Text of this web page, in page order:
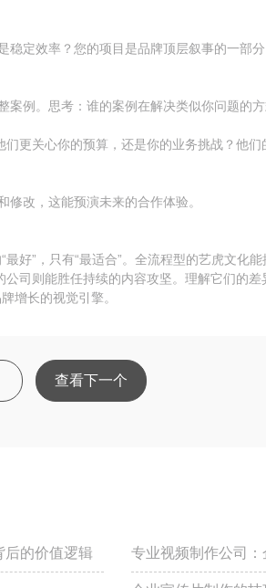
稳定效率？您的项目是品牌顶层叙事的一部
例。思考：谁的案例在解决类似你问题的
更关心你的预算，还是你的业务挑战？他
改，这能预演未来的合作体验。
好”，只有“最适合”。全流程型的艺虎文化
司则能胜任持续的内容攻坚。理解它们的
增长的视觉引擎。
查看下一个
后的价值逻辑 专业视频制作公司